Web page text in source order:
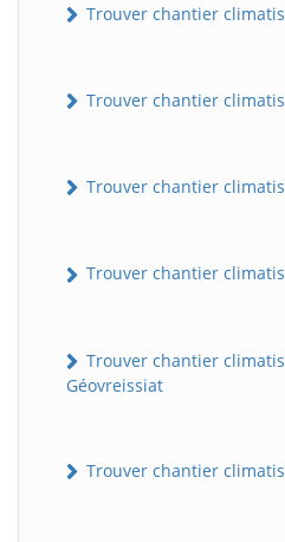
Trouver chantier
Trouver chantier
Trouver chantier
Trouver chantier
Trouver chantier
Géovreissiat
Trouver chantier